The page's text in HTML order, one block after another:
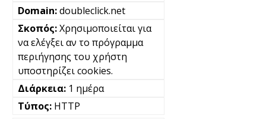
doubleclick.net
Χρησιμοποιείται για
να ελέγξει αν το πρόγραμμα
περιήγησης του χρήστη
υποστηρίζει cookies.
1 ημέρα
HTTP